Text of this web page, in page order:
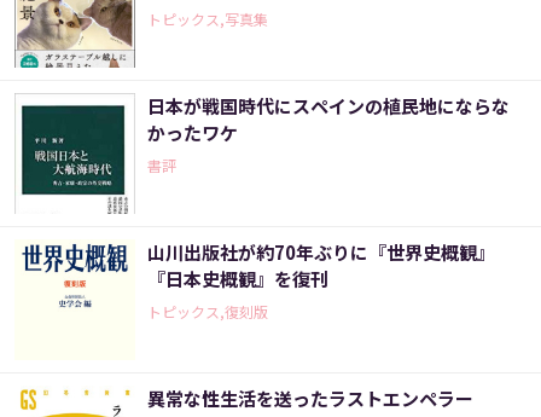
トピックス,写真集
日本が戦国時代にスペインの植民地にならな
かったワケ
書評
山川出版社が約70年ぶりに『世界史概観』
『日本史概観』を復刊
トピックス,復刻版
異常な性生活を送ったラストエンペラー